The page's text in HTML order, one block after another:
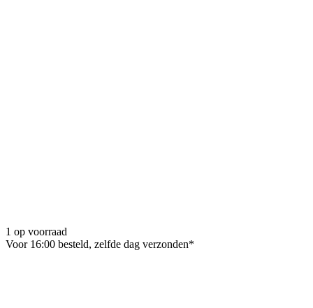
1 op voorraad
Voor 16:00 besteld, zelfde dag verzonden*